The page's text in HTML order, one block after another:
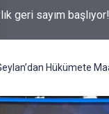
seminer, 1 hafta
Hükümete